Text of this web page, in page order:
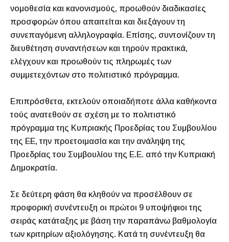
νομοθεσία και κανονισμούς, προωθούν διαδικασίες
προσφορών όπου απαιτείται και διεξάγουν τη
συνεπαγόμενη αλληλογραφία. Επίσης, συντονίζουν τη
διευθέτηση συναντήσεων και τηρούν πρακτικά,
ελέγχουν και προωθούν τις πληρωμές των
συμμετεχόντων στο πολιτιστικό πρόγραμμα.
Επιπρόσθετα, εκτελούν οποιαδήποτε άλλα καθήκοντα
τούς ανατεθούν σε σχέση με το πολιτιστικό
πρόγραμμα της Κυπριακής Προεδρίας του Συμβουλίου
της ΕΕ, την προετοιμασία και την ανάληψη της
Προεδρίας του Συμβουλίου της Ε.Ε. από την Κυπριακή
Δημοκρατία.
Σε δεύτερη φάση θα κληθούν να προσέλθουν σε
προφορική συνέντευξη οι πρώτοι 9 υποψήφιοι της
σειράς κατάταξης με βάση την παραπάνω βαθμολογία
των κριτηρίων αξιολόγησης. Κατά τη συνέντευξη θα